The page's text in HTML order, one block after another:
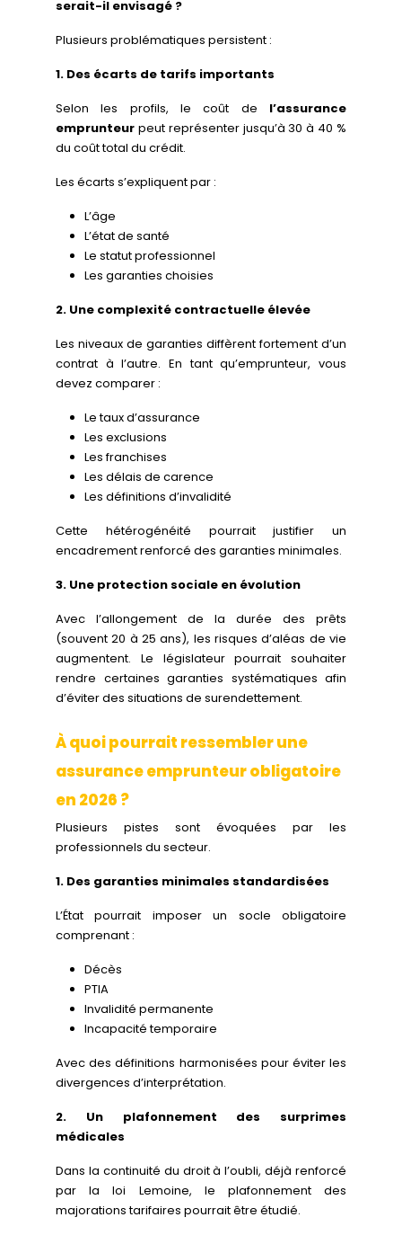
serait-il envisagé ?
Plusieurs problématiques persistent :
1. Des écarts de tarifs importants
Selon les profils, le coût de l’assurance
emprunteur peut représenter jusqu’à 30 à 40 %
du coût total du crédit.
Les écarts s’expliquent par :
L’âge
L’état de santé
Le statut professionnel
Les garanties choisies
2. Une complexité contractuelle élevée
Les niveaux de garanties diffèrent fortement d’un
contrat à l’autre. En tant qu’emprunteur, vous
devez comparer :
Le taux d’assurance
Les exclusions
Les franchises
Les délais de carence
Les définitions d’invalidité
Cette hétérogénéité pourrait justifier un
encadrement renforcé des garanties minimales.
3. Une protection sociale en évolution
Avec l’allongement de la durée des prêts
(souvent 20 à 25 ans), les risques d’aléas de vie
augmentent. Le législateur pourrait souhaiter
rendre certaines garanties systématiques afin
d’éviter des situations de surendettement.
À quoi pourrait ressembler une
assurance emprunteur obligatoire
en 2026 ?
Plusieurs pistes sont évoquées par les
professionnels du secteur.
1. Des garanties minimales standardisées
L’État pourrait imposer un socle obligatoire
comprenant :
Décès
PTIA
Invalidité permanente
Incapacité temporaire
Avec des définitions harmonisées pour éviter les
divergences d’interprétation.
2. Un plafonnement des surprimes
médicales
Dans la continuité du droit à l’oubli, déjà renforcé
par la loi Lemoine, le plafonnement des
majorations tarifaires pourrait être étudié.